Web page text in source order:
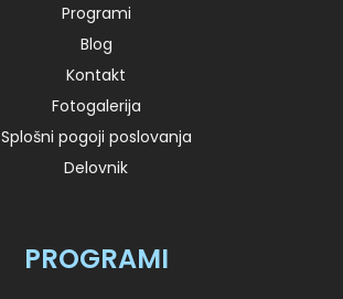
Programi
Blog
Kontakt
Fotogalerija
Splošni pogoji poslovanja
Delovnik
PROGRAMI